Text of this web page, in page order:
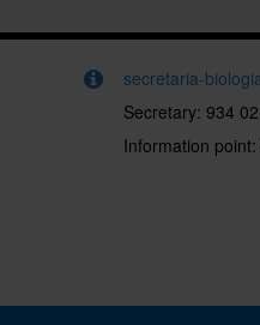
secretaria-
Secretary: 934
Information